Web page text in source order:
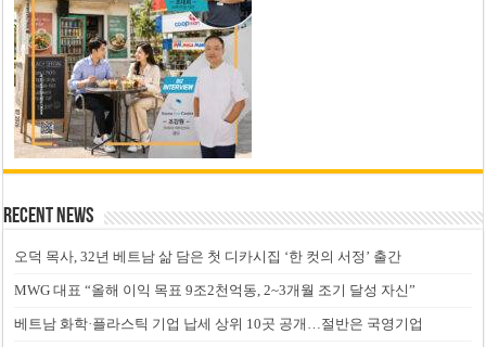
Recent News
오덕 목사, 32년 베트남 삶 담은 첫 디카시집 ‘한 컷의 서정’ 출간
MWG 대표 “올해 이익 목표 9조2천억동, 2~3개월 조기 달성 자신”
베트남 화학·플라스틱 기업 납세 상위 10곳 공개…절반은 국영기업